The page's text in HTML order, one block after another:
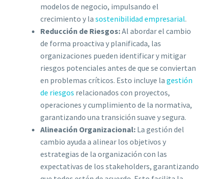
modelos de negocio, impulsando el
crecimiento y la sostenibilidad empresarial.
Reducción de Riesgos:Al abordar el cambio
de forma proactiva y planificada, las
organizaciones pueden identificar y mitigar
riesgos potenciales antes de que se conviertan
en problemas críticos. Esto incluye la gestión
de riesgos relacionados con proyectos,
operaciones y cumplimiento de la normativa,
garantizando una transición suave y segura.
Alineación Organizacional: La gestión del
cambio ayuda a alinear los objetivos y
estrategias de la organización con las
expectativas de los stakeholders, garantizando